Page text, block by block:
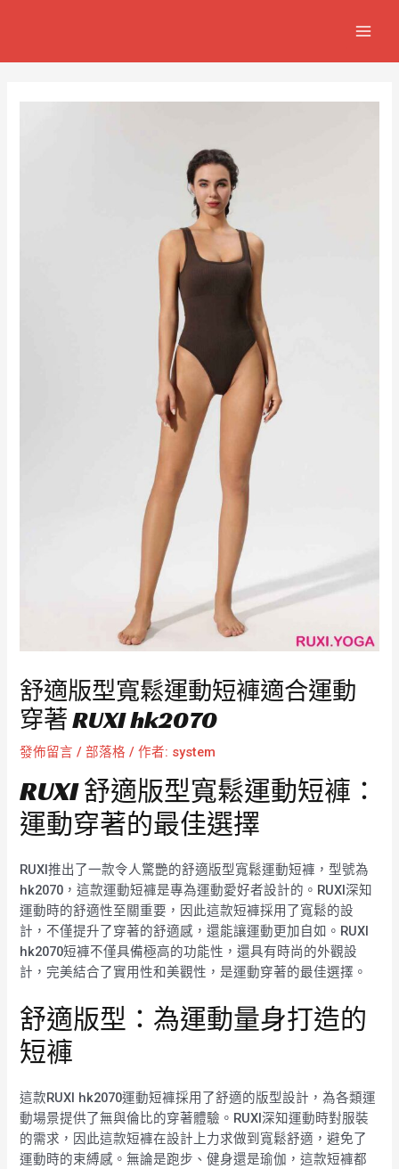
舒適版型寬鬆運動短褲適合運動
穿著 RUXI hk2070
發佈留言 /部落格 / 作者: system
RUXI 舒適版型寬鬆運動短褲：
運動穿著的最佳選擇
RUXI推出了一款令人驚艷的舒適版型寬鬆運動短褲，型號為
hk2070，這款運動短褲是專為運動愛好者設計的。RUXI深知
運動時的舒適性至關重要，因此這款短褲採用了寬鬆的設
計，不僅提升了穿著的舒適感，還能讓運動更加自如。RUXI
hk2070短褲不僅具備極高的功能性，還具有時尚的外觀設
計，完美結合了實用性和美觀性，是運動穿著的最佳選擇。
舒適版型：為運動量身打造的
短褲
這款RUXI hk2070運動短褲採用了舒適的版型設計，為各類運
動場景提供了無與倫比的穿著體驗。RUXI深知運動時對服裝
的需求，因此這款短褲在設計上力求做到寬鬆舒適，避免了
運動時的束縛感。無論是跑步、健身還是瑜伽，這款短褲都